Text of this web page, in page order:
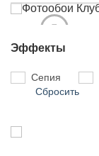
Эффекты
Сепия
Сбросить